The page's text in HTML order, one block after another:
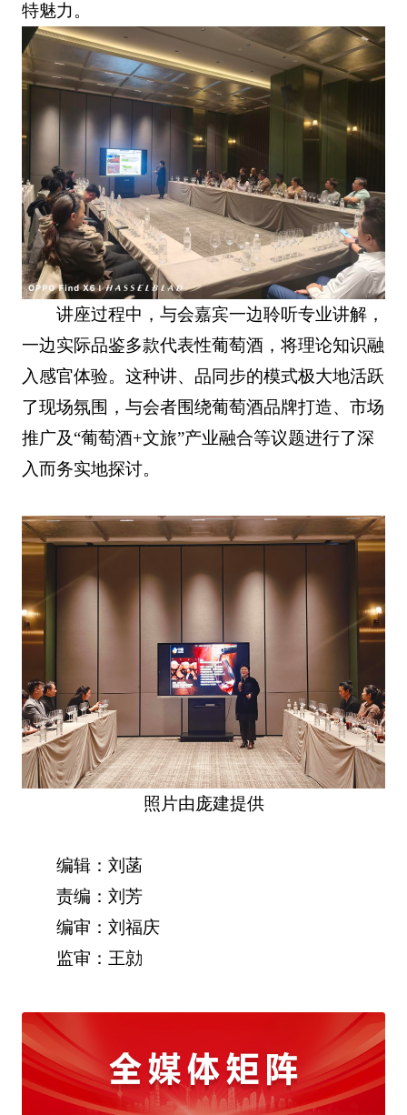
特魅力。
讲座过程中，与会嘉宾一边聆听专业讲解，
一边实际品鉴多款代表性葡萄酒，将理论知识融
入感官体验。这种讲、品同步的模式极大地活跃
了现场氛围，与会者围绕葡萄酒品牌打造、市场
推广及“葡萄酒+文旅”产业融合等议题进行了深
入而务实地探讨。
照片由庞建提供
编辑：刘菡
责编：刘芳
编审：刘福庆
监审：王勍